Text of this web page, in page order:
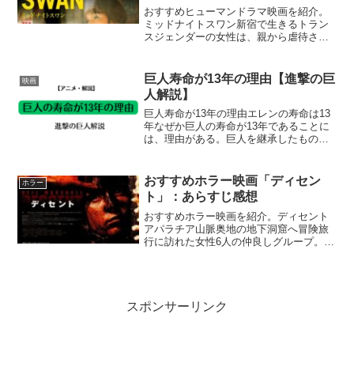
おすすめヒューマンドラマ映画を紹介。
ミッドナイトスワン新宿で生きるトラン
スジェンダーの女性は、親から虐待され
たとき、愛の物語が始まる。『ミッドナ
イトスワン』Netfli...
映画
巨人寿命が13年の理由【進撃の巨
人解説】
巨人寿命が13年の理由エレンの寿命は13
年なぜか巨人の寿命が13年であることに
は、理由がある。巨人を継承したものは
の「君たちはどう生きるか」でも積み木
を13個積むとい...
ホラー
おすすめホラー映画「ディセン
ト」：あらすじ感想
おすすめホラー映画を紹介。ディセント
アパラチア山脈奥地の地下洞窟へ冒険旅
行に訪れた女性6人の仲良しグループ。し
スポンサーリンク